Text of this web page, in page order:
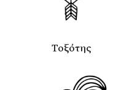
Τοξότης